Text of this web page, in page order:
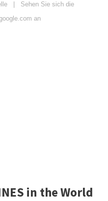
Sehen Sie sich die
an
in the World